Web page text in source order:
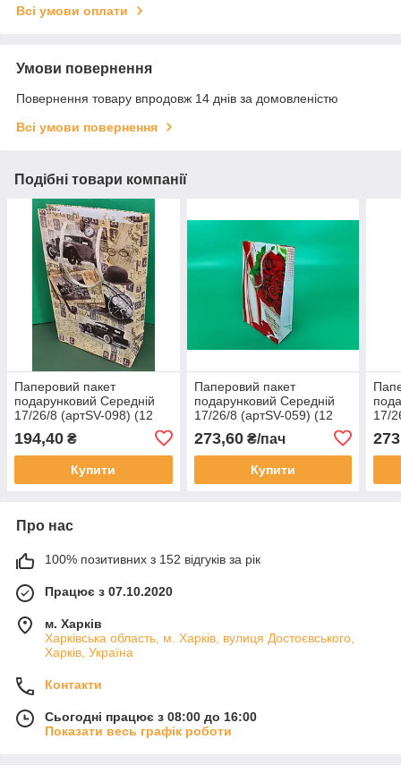
Всі умови оплати
Умови повернення
Повернення товару впродовж 14 днів за домовленістю
Всі умови повернення
Подібні товари компанії
Паперовий пакет
подарунковий Середній
17/26/8 (артSV-098) (12
194,40 ₴
Купити
Паперовий пакет
подарунковий Середній
17/26/8 (артSV-059) (12
273,60₴/пач
Купити
17/
Про нас
100% позитивних з 152 відгуків за рік
Працює з 07.10.2020
м. Харків
Харківська область, м. Харків, вулиця Достоєвського,
Харків, Україна
Контакти
Сьогодні працює з 08:00 до 16:00
Показати весь графік роботи